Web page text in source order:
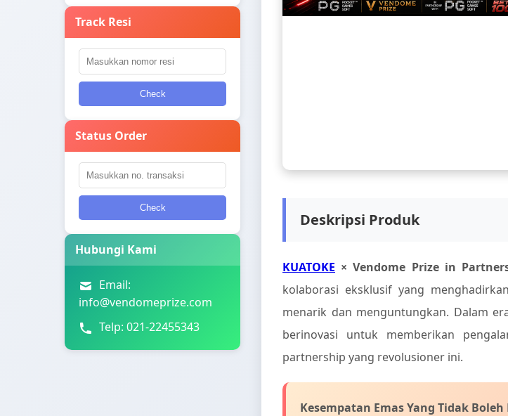
Track Resi
Check
Status Order
Check
Hubungi Kami
Email:
info@vendomeprize.com
Telp: 021-22455343
Deskripsi Produk
KUATOKE × Vendome Prize in
kolaborasi eksklusif yang
menarik dan menguntungkan. Dalam
berinovasi untuk memberikan
partnership yang revolusioner ini.
Kesempatan Emas Yang Tidak